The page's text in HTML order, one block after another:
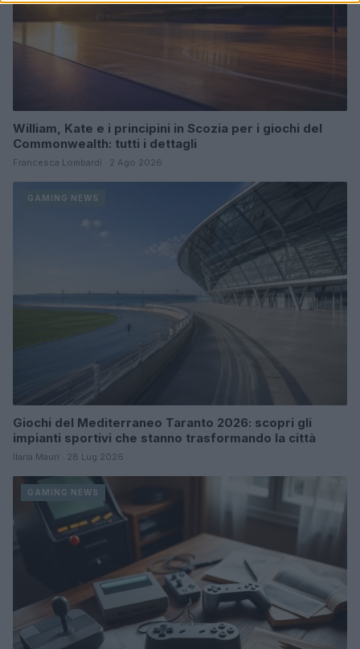
William, Kate e i principini in Scozia per i giochi del
Commonwealth: tutti i dettagli
Francesca Lombardi · 2 Ago 2026
GAMING NEWS
Giochi del Mediterraneo Taranto 2026: scopri gli
impianti sportivi che stanno trasformando la città
Ilaria Mauri · 28 Lug 2026
GAMING NEWS